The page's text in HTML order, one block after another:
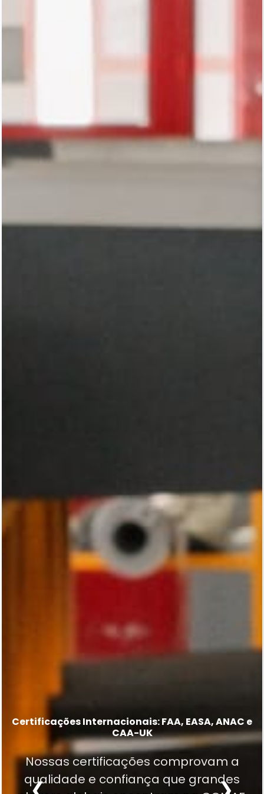
Excelência em MRO desde 1977
Tradição construída em décadas de
experiência, confiabilidade e dedicação
Certificações Internacionais: FAA, EASA, ANAC e
CAA-UK
Nossas certificações comprovam a
qualidade e confiança que grandes
Mais de 20.000 part numbers em nossa
Capability List
Excelência técnica em trens de pouso,
sistemas de hélice, componentes
elétricos, eletrônicos, pneumáticos,
❮ ❯